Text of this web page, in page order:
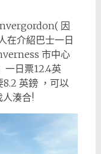
因
在介紹巴士一日
市中心
一日票12.4英
8.2 英鎊 ，可以
人湊合!